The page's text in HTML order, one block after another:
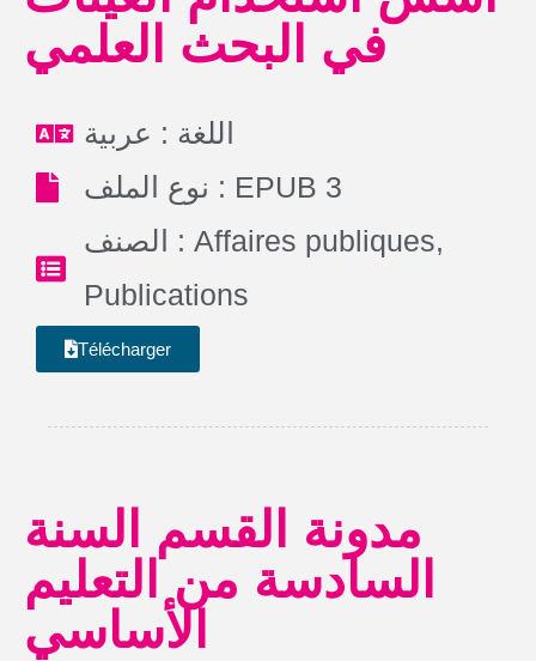
في البحث العلمي
اللغة : عربية
نوع الملف : EPUB 3
الصنف : Affaires publiques,
Publications
Télécharger
مدونة القسم السنة
السادسة من التعليم
الأساسي